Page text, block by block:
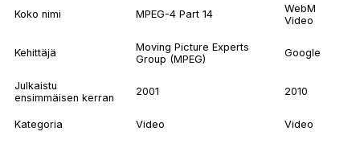
Koko nimi MPEG-4 Part 14
WebM
Video
Kehittäjä
Moving Picture Experts
Group (MPEG)
Google
Julkaistu
ensimmäisen kerran
2001 2010
Kategoria Video Video